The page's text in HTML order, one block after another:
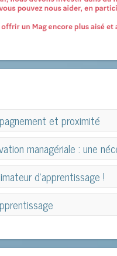
et proximité
et proximité
managériale : une
managériale : une
Un
différencier de
d’apprentissage !
d’apprentissage !